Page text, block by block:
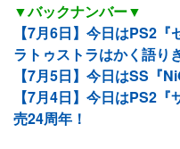
▼バックナンバー▼
【7月6日】今日はPS2
ラトゥストラはかく語り
【7月5日】今日はSS『
【7月4日】今日はPS2
売24周年！